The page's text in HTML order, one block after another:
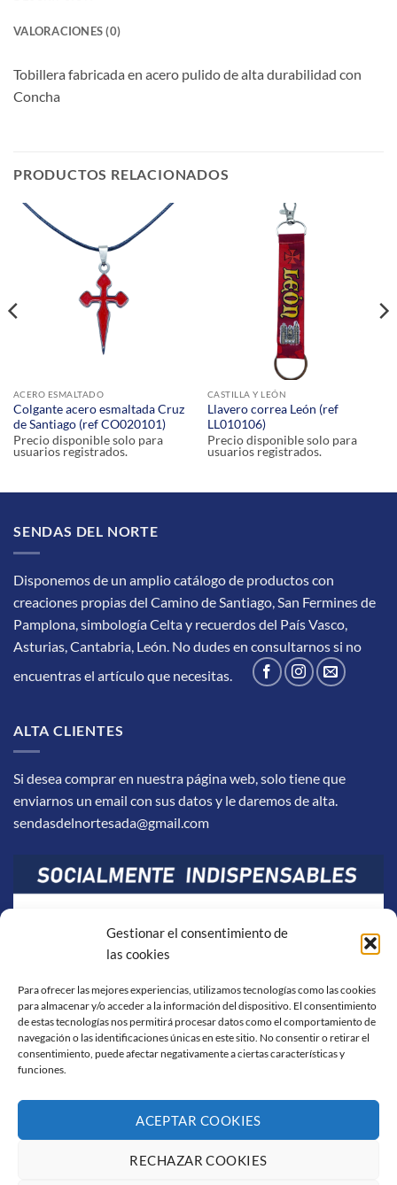
Gestionar el consentimiento de
las cookies
Para ofrecer las mejores experiencias, utilizamos tecnologías como las cookies
para almacenar y/o acceder a la información del dispositivo. El consentimiento
de estas tecnologías nos permitirá procesar datos como el comportamiento de
navegación o las identificaciones únicas en este sitio. No consentir o retirar el
consentimiento, puede afectar negativamente a ciertas características y
funciones.
ACEPTAR COOKIES
RECHAZAR COOKIES
VALORACIONES (0)
Tobillera fabricada en acero pulido de alta durabilidad con
Concha
PRODUCTOS RELACIONADOS
ACERO ESMALTADO
Colgante acero esmaltada Cruz
de Santiago (ref CO020101)
Precio disponible solo para
usuarios registrados.
CASTILLA Y LEÓN
Llavero correa León (ref
LL010106)
Precio disponible solo para
usuarios registrados.
SENDAS DEL NORTE
Disponemos de un amplio catálogo de productos con
creaciones propias del Camino de Santiago, San Fermines de
Pamplona, simbología Celta y recuerdos del País Vasco,
Asturias, Cantabria, León. No dudes en consultarnos si no
encuentras el artículo que necesitas.
ALTA CLIENTES
Si desea comprar en nuestra página web, solo tiene que
enviarnos un email con sus datos y le daremos de alta.
sendasdelnortesada@gmail.com
Visa PayPal Stripe MasterCard